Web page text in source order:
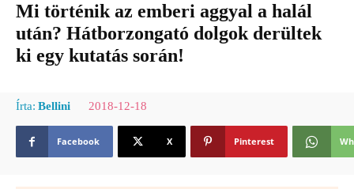
Mi történik az emberi aggyal a halál
után? Hátborzongató dolgok derültek
ki egy kutatás során!
Írta: Bellini 2018-12-18
Facebook X Pinterest